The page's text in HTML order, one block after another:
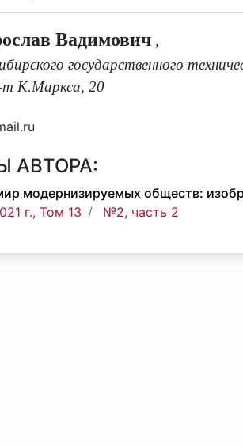
Вадимович ,
государственного
т К.Маркса, 20
АВТОРА:
модернизируемых обществ:
г., Том 13
№2, часть 2